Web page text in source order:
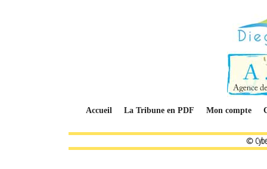
Accueil La Tribune en PDF Mon compte
©